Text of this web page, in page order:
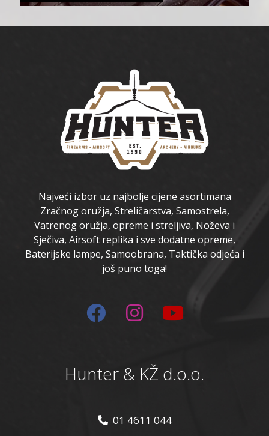
Najveći izbor uz najbolje cijene asortimana
Zračnog oružja, Streličarstva, Samostrela,
Vatrenog oružja, opreme i streljiva, Noževa i
Sječiva, Airsoft replika i sve dodatne opreme,
Baterijske lampe, Samoobrana, Taktička odjeća i
još puno toga!
Hunter & KŽ d.o.o.
01 4611 044